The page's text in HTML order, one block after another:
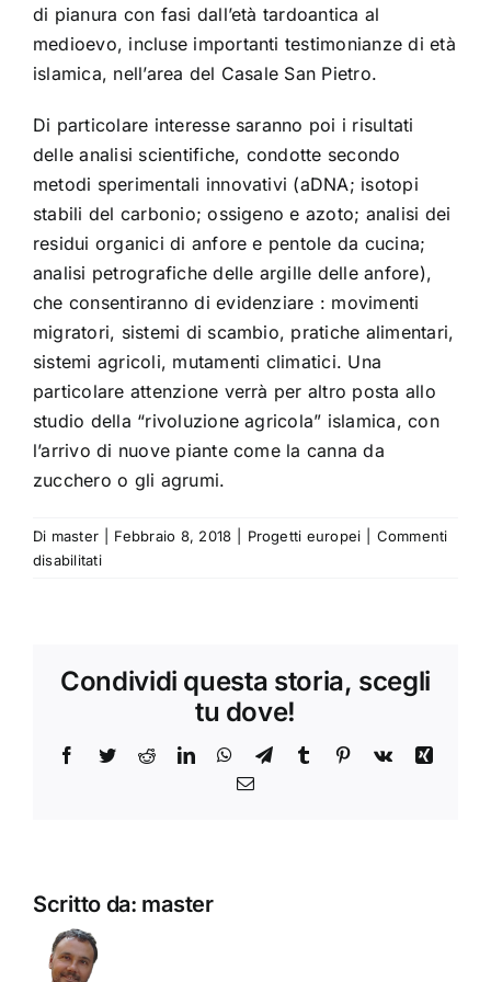
di pianura con fasi dall’età tardoantica al
medioevo, incluse importanti testimonianze di età
islamica, nell’area del Casale San Pietro.
Di particolare interesse saranno poi i risultati
delle analisi scientifiche, condotte secondo
metodi sperimentali innovativi (aDNA; isotopi
stabili del carbonio; ossigeno e azoto; analisi dei
residui organici di anfore e pentole da cucina;
analisi petrografiche delle argille delle anfore),
che consentiranno di evidenziare : movimenti
migratori, sistemi di scambio, pratiche alimentari,
sistemi agricoli, mutamenti climatici. Una
particolare attenzione verrà per altro posta allo
studio della “rivoluzione agricola” islamica, con
l’arrivo di nuove piante come la canna da
zucchero o gli agrumi.
Di master Febbraio 8, 2018 Progetti europei
Commenti
disabilitatisu
of
Sicily
Condividi questa storia, scegli
tu dove!
Facebook
TwitterRedditLinkedInWhatsApp
TelegramTumblr Pinterest
Vk
Xing
Email
Scritto da: master